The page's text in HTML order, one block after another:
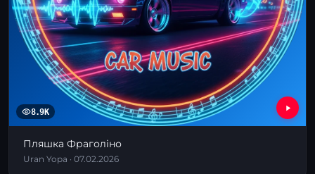
8.9K
Пляшка Фраголіно
Uran Yopa · 07.02.2026